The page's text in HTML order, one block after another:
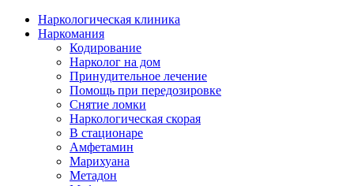
Наркологическая клиника
Наркомания
Кодирование
Нарколог на дом
Принудительное лечение
Помощь при передозировке
Снятие ломки
Наркологическая скорая
В стационаре
Амфетамин
Марихуана
Метадон